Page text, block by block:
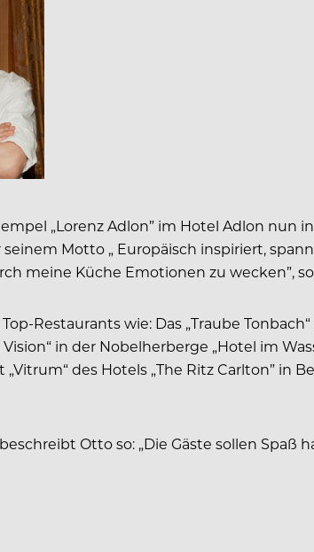
„Lorenz Adlon” im Hotel Adlon nun in
Motto „ Europäisch inspiriert,
meine Küche Emotionen zu wecken”,
Restaurants wie: Das „Traube
in der Nobelherberge „Hotel im
des Hotels „The Ritz Carlton” in
Otto so: „Die Gäste sollen Spaß